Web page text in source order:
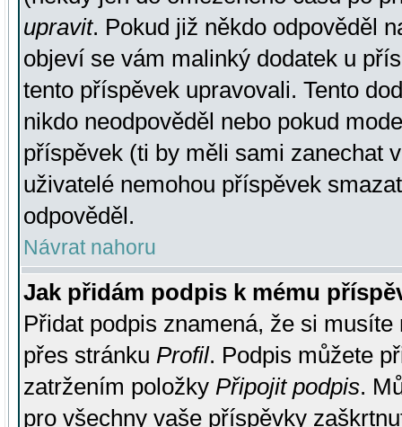
upravit. Pokud již někdo odpověděl
objeví se vám malinký dodatek u
tento příspěvek upravovali. Tento
nikdo neodpověděl nebo pokud
příspěvek (ti by měli sami zanechat
uživatelé nemohou příspěvek
odpověděl.
Návrat nahoru
Jak přidám podpis k mému
Přidat podpis znamená, že si
přes stránku Profil. Podpis můžete
zatržením položky Připojit podpis.
pro všechny vaše příspěvky